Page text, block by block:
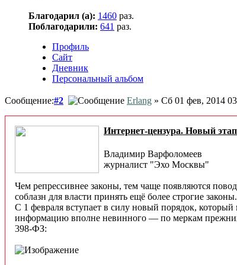
Благодарил (а): 1460 раз.
Поблагодарили: 641 раз.
Профиль
Сайт
Дневник
Персональный альбом
Сообщение:#2 Erlang » Сб 01 фев, 2014
Интернет-цензура. Новый этап
Владимир Варфоломеев
журналист "Эхо Москвы"
Чем репрессивнее законы, тем чаще появляются
соблазн для власти принять ещё более строгие
С 1 февраля вступает в силу новый порядок,
информацию вполне невинного — по меркам
398-ФЗ: